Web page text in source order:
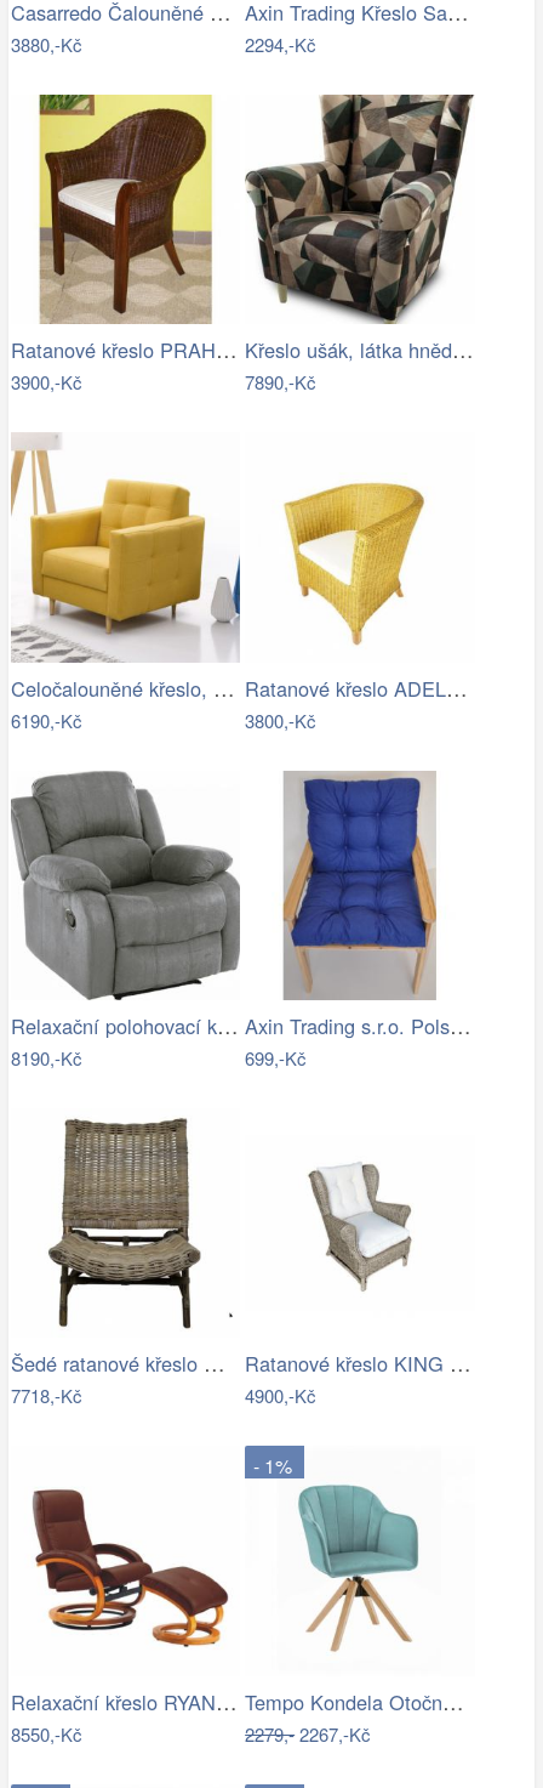
Casarredo Čalouněné křeslo TM-1 VELVET…
3880,-Kč
Axin Trading Křeslo San - polstr tmavě…
2294,-Kč
Ratanové křeslo PRAHA - tmavé
3900,-Kč
Křeslo ušák, látka hnědozelená vzor,…
7890,-Kč
Celočalouněné křeslo, hořčicová látka,…
6190,-Kč
Ratanové křeslo ADELE - světlý med
3800,-Kč
Relaxační polohovací křeslo, světlešedá…
8190,-Kč
Axin Trading s.r.o. Polstr na křeslo…
699,-Kč
Šedé ratanové křeslo Mirri - 57*85…
7718,-Kč
Ratanové křeslo KING ušák - cubu grey
4900,-Kč
Relaxační křeslo RYAN Tempo Kondela
8550,-Kč
- 1%
Tempo Kondela Otočné křeslo DALIO -…
2279,-2267,-Kč